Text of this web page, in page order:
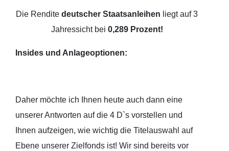
Die Rendite deutscher Staatsanleihen liegt auf 3
Jahressicht bei 0,289 Prozent!
Insides und Anlageoptionen:
Daher möchte ich Ihnen heute auch dann eine
unserer Antworten auf die 4 D`s vorstellen und
Ihnen aufzeigen, wie wichtig die Titelauswahl auf
Ebene unserer Zielfonds ist! Wir sind bereits vor